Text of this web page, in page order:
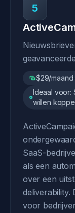
5
$29/
Ideaal voor:
willen
SaaS-
als een
over een
deliverability.
voor